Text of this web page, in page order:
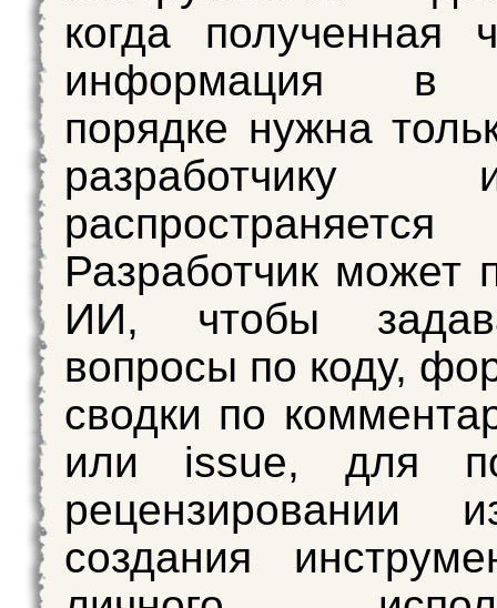
когда полученная
информация в
порядке нужна
распространяется
Разработчик может
ИИ, чтобы
вопросы по коду,
сводки по
или issue, для
рецензировании
создания